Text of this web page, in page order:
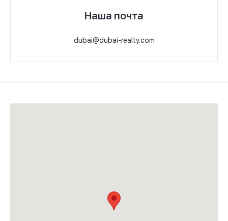
Наша почта
dubai@dubai-realty.com